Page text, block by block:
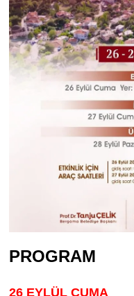
PROGRAM
26 EYLÜL CUMA